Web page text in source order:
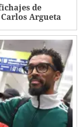
de
Argueta